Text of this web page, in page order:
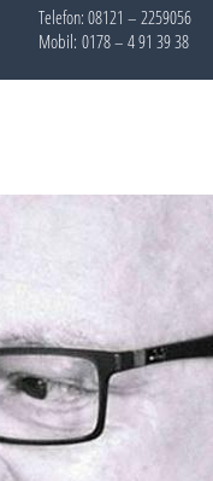
Telefon: 08121 – 2259056
Mobil: 0178 – 4 91 39 38